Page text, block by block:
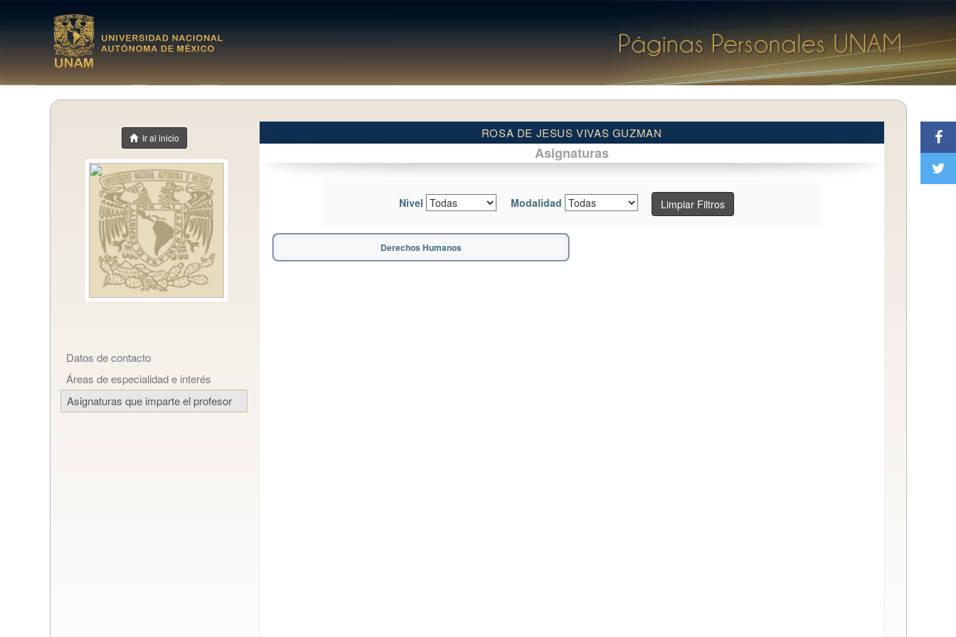
Ir al inicio
Datos de contacto
Áreas de especialidad e interés
Asignaturas que imparte el profesor
ROSA DE JESUS VIVAS GUZMAN
Asignaturas
Nivel Modalidad Limpiar Filtros
Derechos Humanos